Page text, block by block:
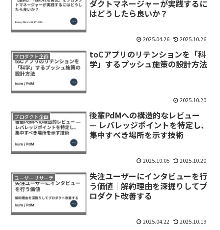
ダクトマネージャーが実践するに
はどうしたら良いか？
2025.04.26 2025.10.26
プロダクト企画
toCアプリのリテンションを「科
学」するプッシュ施策の設計方法
2025.10.20
プロダクト企画
後輩PdMへの構造的なレビュー
— レバレッジポイントを特定し、
集中すべき場所を示す技術
2025.10.05 2025.10.20
ユーザーリサーチ
失注ユーザーにインタビューを行
う価値｜解約理由を深掘りしてプ
ロダクト改善する
2025.04.22 2025.10.19